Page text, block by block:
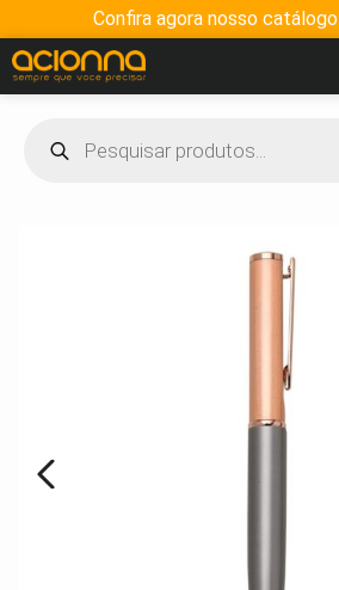
Confira agora nosso catálogo